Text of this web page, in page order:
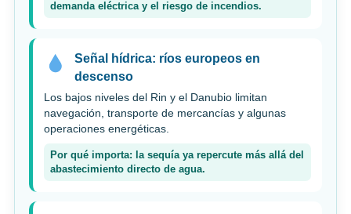
demanda eléctrica y el riesgo de incendios.
Señal hídrica: ríos europeos en
descenso
Los bajos niveles del Rin y el Danubio limitan
navegación, transporte de mercancías y algunas
operaciones energéticas.
Por qué importa: la sequía ya repercute más allá del
abastecimiento directo de agua.